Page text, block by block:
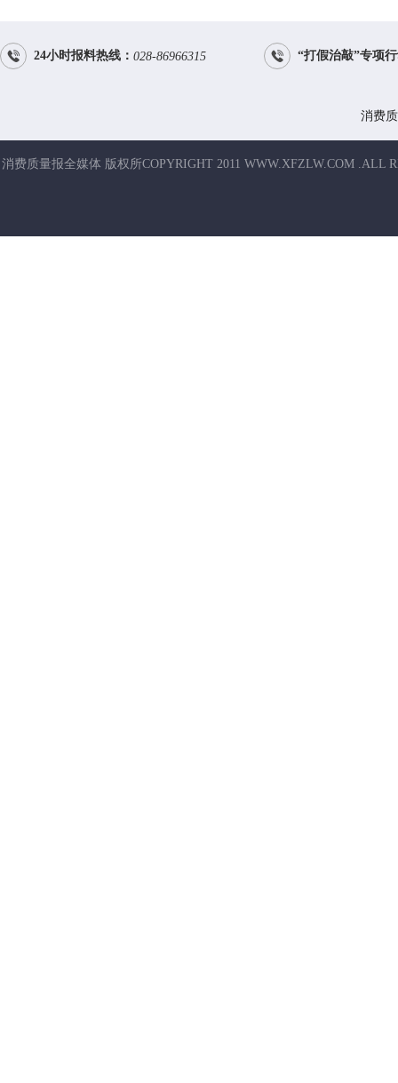
 24小时报料热线： 028-86966315  “打假治敲”专项
消费
消费质量报全媒体 版权所COPYRIGHT 2011 WWW.XFZLW.COM .ALL